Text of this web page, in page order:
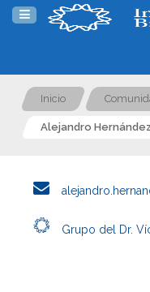
Inicio
Alejandro
Grupo del Dr.